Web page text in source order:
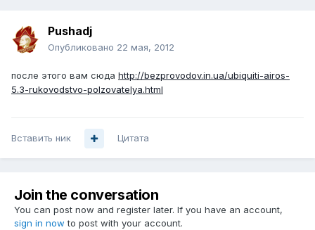
Pushadj
Опубликовано 22 мая, 2012
после этого вам сюда http://bezprovodov.in.ua/ubiquiti-airos-
5.3-rukovodstvo-polzovatelya.html
Вставить ник Цитата
Join the conversation
You can post now and register later. If you have an account,
sign in now to post with your account.